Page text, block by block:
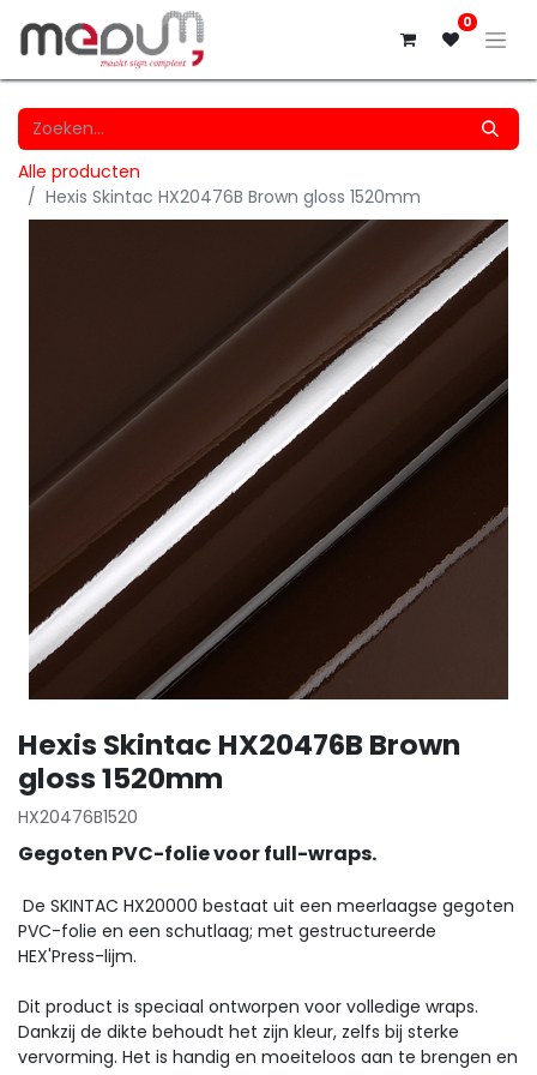
0
Alle producten
Hexis Skintac HX20476B Brown gloss 1520mm
Hexis Skintac HX20476B Brown
gloss 1520mm
HX20476B1520
Gegoten PVC-folie voor full-wraps.
De SKINTAC HX20000 bestaat uit een meerlaagse gegoten
PVC-folie en een schutlaag; met gestructureerde
HEX'Press-lijm.
Dit product is speciaal ontworpen voor volledige wraps.
Dankzij de dikte behoudt het zijn kleur, zelfs bij sterke
vervorming. Het is handig en moeiteloos aan te brengen en